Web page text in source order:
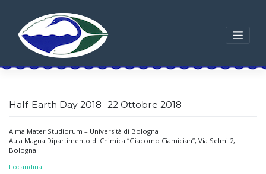
Half-Earth Day 2018- 22 Ottobre 2018
Alma Mater Studiorum – Università di Bologna
Aula Magna Dipartimento di Chimica “Giacomo Ciamician”, Via Selmi 2,
Bologna
Locandina